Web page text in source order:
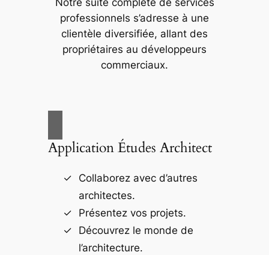
Notre suite complète de services
professionnels s’adresse à une
clientèle diversifiée, allant des
propriétaires au développeurs
commerciaux.
Application Études Architect
Collaborez avec d’autres
architectes.
Présentez vos projets.
Découvrez le monde de
l’architecture.